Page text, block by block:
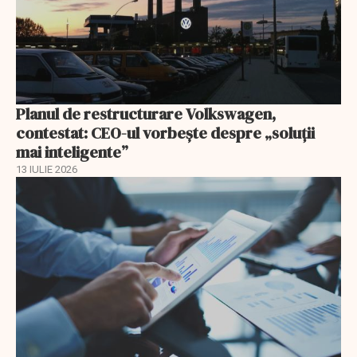
Planul de restructurare Volkswagen,
contestat: CEO-ul vorbește despre „soluții
mai inteligente”
13 IULIE 2026